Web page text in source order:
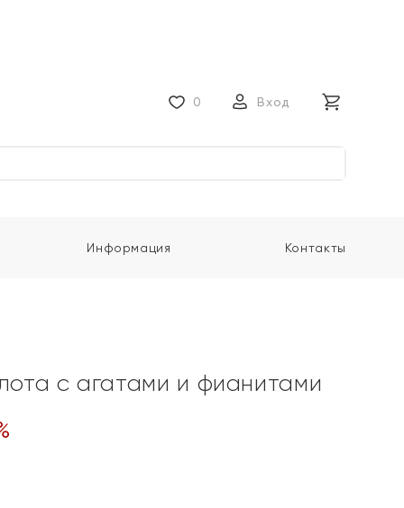
0 Вход
Информация Контакты
с агатами и фианитами